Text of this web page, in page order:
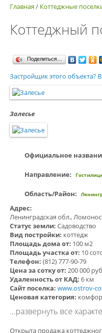
Главная / Коттеджные
Коттеджный
Поделиться…
Застройщик этого
Залесье
Официальное
Направление:
Область/Район:
Адрес:
Ленинградская обл.,
Статус земли: Садоводство
Вид постройки: коттедж
Площадь дома от: 100 м2
Площадь участка от: 10
Телефон: (812) 777-90-79
Цена за сотку от: 200 000
Удаленность от КАД: 6 км
Сайт поселка: www.ostrov-
Ценовая категория:
...развернуть все
Открыта продажа